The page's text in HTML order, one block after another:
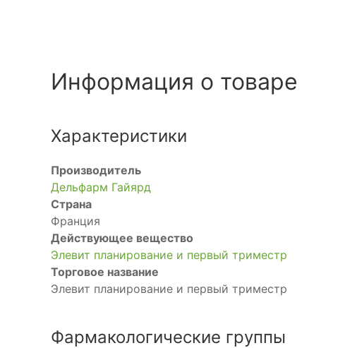
Информация о товаре
Характеристики
Производитель
Дельфарм Гайярд
Страна
Франция
Действующее вещество
Элевит планирование и первый триместр
Торговое название
Элевит планирование и первый триместр
Фармакологические группы